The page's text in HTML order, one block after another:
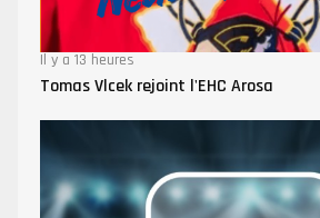
Il y a 13 heures
Tomas Vlcek rejoint l'EHC Arosa